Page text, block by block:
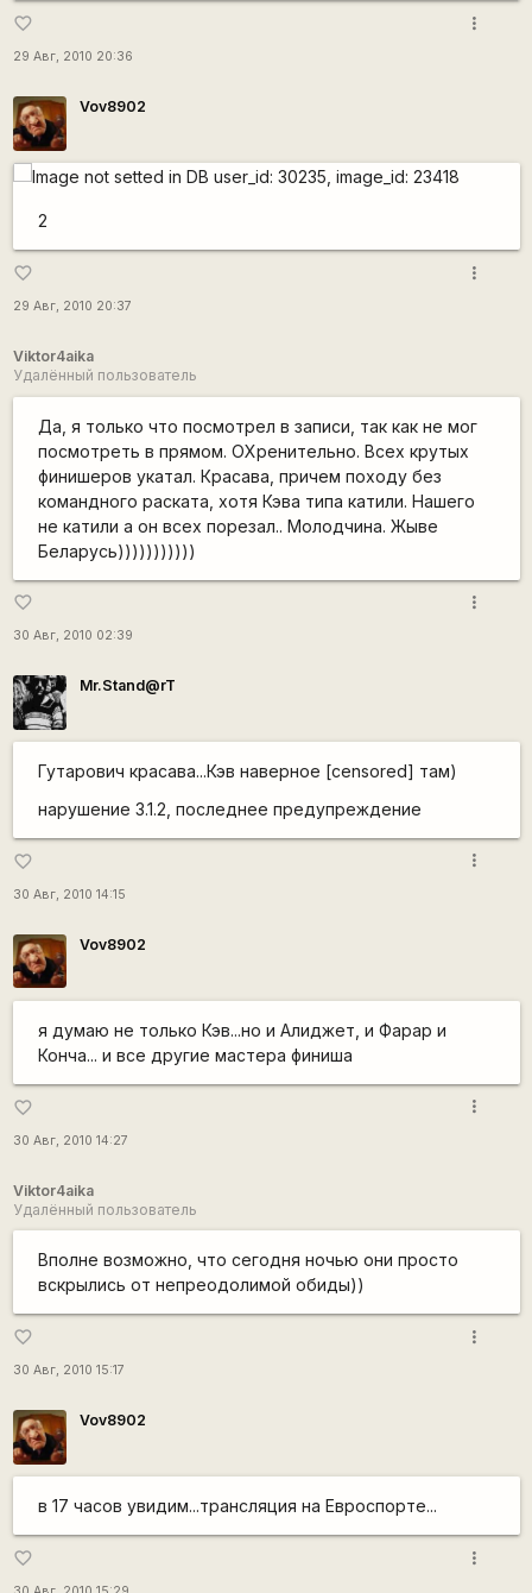
favorite_border
29 Авг, 2010 20:36
more_vert
Vov8902
2
favorite_border
29 Авг, 2010 20:37
more_vert
Viktor4aika
Удалённый пользователь
Да, я только что посмотрел в записи, так как не мог
посмотреть в прямом. ОХренительно. Всех крутых
финишеров укатал. Красава, причем походу без
командного раската, хотя Кэва типа катили. Нашего
не катили а он всех порезал.. Молодчина. Жыве
Беларусь)))))))))))
favorite_border
30 Авг, 2010 02:39
more_vert
Mr.Stand@rT
Гутарович красава...Кэв наверное [censored] там)
нарушение 3.1.2, последнее предупреждение
favorite_border
30 Авг, 2010 14:15
more_vert
Vov8902
я думаю не только Кэв...но и Алиджет, и Фарар и
Конча... и все другие мастера финиша
favorite_border
30 Авг, 2010 14:27
more_vert
Viktor4aika
Удалённый пользователь
Вполне возможно, что сегодня ночью они просто
вскрылись от непреодолимой обиды))
favorite_border
30 Авг, 2010 15:17
more_vert
Vov8902
в 17 часов увидим...трансляция на Евроспорте...
favorite_border more_vert